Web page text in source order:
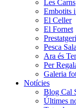
Les Carns
Embotits
El Celler
El Fornet
Pesca
Ara és
Per
Galeria
Notícies
Blog Cal
Últimes